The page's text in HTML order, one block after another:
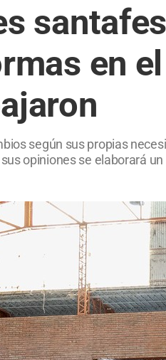
en
según sus propias
opiniones se elaborará